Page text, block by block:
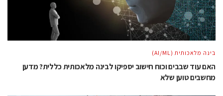
בינה מלאכותית (AI/ML)
האם עוד שבבים וכוח חישוב יספיקו לבינה מלאכותית כללית? מדען
מחשבים טוען שלא